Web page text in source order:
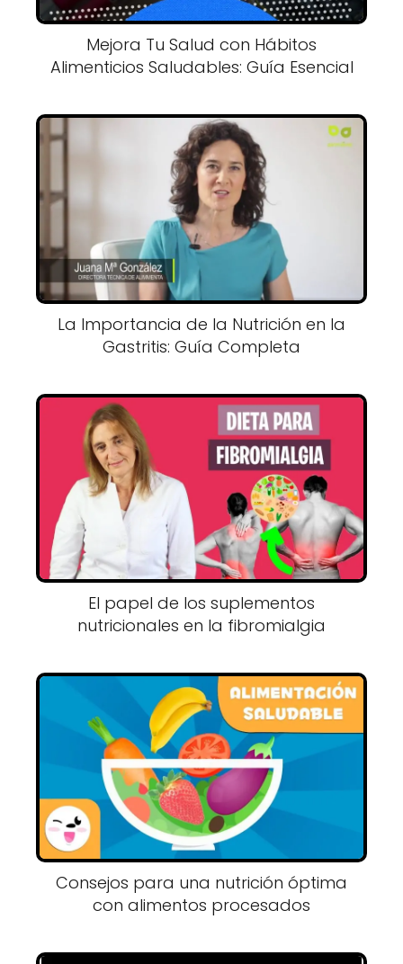
Mejora Tu Salud con Hábitos
Alimenticios Saludables: Guía Esencial
La Importancia de la Nutrición en la
Gastritis: Guía Completa
El papel de los suplementos
nutricionales en la fibromialgia
Consejos para una nutrición óptima
con alimentos procesados